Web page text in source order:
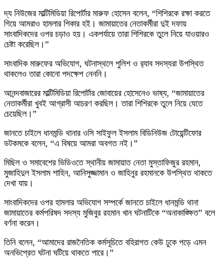
দ্য নিউজের মাল্টিমিডিয়া রিপোর্টার মারুফ হোসেন বলেন, “শিশিরকে রক্ষা করতে
গিয়ে আমরাও হামলার শিকার হই। জামায়াতের নেতাকর্মীরা দুই দফায়
সাংবাদিকদের ওপর চড়াও হয়। একপর্যায়ে তারা শিশিরকে তুলে নিয়ে যাওয়ারও
চেষ্টা করেছিল।”
সাংবাদিক মারুফের অভিযোগ, ঘটনাস্থলে পুলিশ ও র‍্যাব সদস্যরা উপস্থিত
থাকলেও তারা কোনো পদক্ষেপ নেননি।
আনন্দবাজারের মাল্টিমিডিয়া রিপোর্টার জোবায়ের হোসেনেও ভাষ্য, “জামায়াতের
নেতাকর্মীরা খুবই আগ্রাসী আচরণ করছিল। তারা শিশিরকে তুলে নিয়ে যেতে
চেয়েছিল।”
জানতে চাইলে ধানমন্ডি থানার ওসি সাইফুল ইসলাম বিডিনিউজ টোয়েন্টিফোর
ডটকমকে বলেন, “এ বিষয়ে আমরা অবগত নই।”
মিছিল ও সমাবেশের ভিডিওতে স্থানীয় জামায়াত নেতা মুস্তাফিজুর রহমান,
মুজাহিদুল ইসলাম শাহিন, আনিসুজ্জামান ও জাহিনুর রহমানকে উপস্থিত থাকতে
দেখা যায়।
সাংবাদিকদের ওপর হামলার অভিযোগ সম্পর্কে জানতে চাইলে ধানমন্ডি থানা
জামায়াতের কর্মপরিষদ সদস্য মুজিবুর রহমান খান ঘটনাটিকে “অনাকাঙ্ক্ষিত” বলে
বর্ণনা করেন।
তিনি বলেন, “আমাদের রাজনৈতিক কর্মসূচিতে বহিরাগত কেউ ঢুকে পড়ে এমন
অনভিপ্রেত ঘটনা ঘটিয়ে থাকতে পারে।”